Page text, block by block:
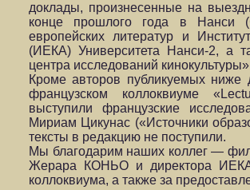
доклады, произнесенные на
конце прошлого года в Нанси
европейских литератур и
(ИЕКА) Университета Нанси-2, а
центра исследований
Кроме авторов публикуемых
французском коллоквиуме
выступили французские
Мириам Цикунас («Источники
тексты в редакцию не поступили.
Мы благодарим наших коллег —
Жерара КОНЬО и директора
коллоквиума, а также за